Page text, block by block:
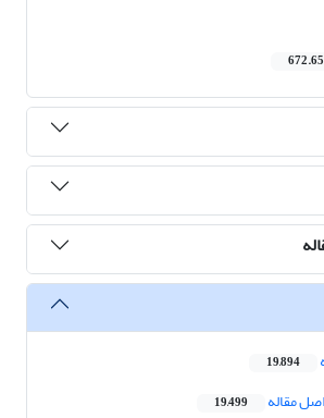
19,894
مقاله 19,499